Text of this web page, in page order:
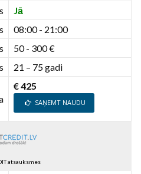
Jā
08:00 - 21:00
50 - 300 €
21 – 75 gadi
€ 425
SAŅEMT NAUDU
atsauksmes